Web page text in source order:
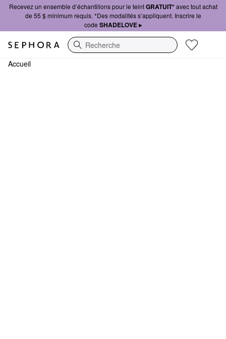
Recevez un ensemble d’échantillons pour le teintGRATUIT*avec tout achat
de 55 $ minimum requis. *Des modalités s’appliquent. Inscrire le
code SHADELOVE ▸
Recherche
Accueil